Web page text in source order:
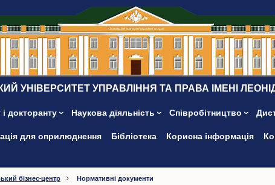
УНІВЕРСИТЕТ УПРАВЛІННЯ ТА ПРАВА ІМЕНІ
докторанту Наукова діяльність Співробітництво
для оприлюднення
Бібліотека Корисна інформація
бізнес-центр Нормативні документи